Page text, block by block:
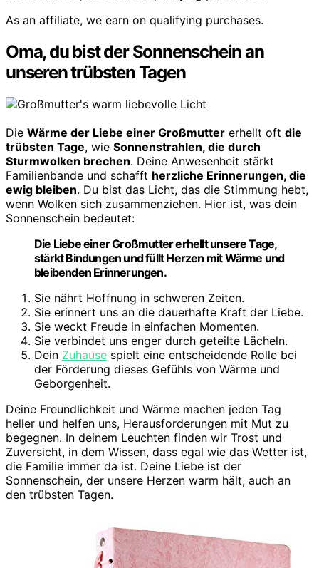
As an affiliate, we earn on qualifying purchases.
Oma, du bist der Sonnenschein an
unseren trübsten Tagen
Die Wärme der Liebe einer Großmutter erhellt oft die
trübsten Tage, wie Sonnenstrahlen, die durch
Sturmwolken brechen. Deine Anwesenheit stärkt
Familienbande und schafft herzliche Erinnerungen, die
ewig bleiben. Du bist das Licht, das die Stimmung hebt,
wenn Wolken sich zusammenziehen. Hier ist, was dein
Sonnenschein bedeutet:
Die Liebe einer Großmutter erhellt unsere Tage,
stärkt Bindungen und füllt Herzen mit Wärme und
bleibenden Erinnerungen.
Sie nährt Hoffnung in schweren Zeiten.
Sie erinnert uns an die dauerhafte Kraft der Liebe.
Sie weckt Freude in einfachen Momenten.
Sie verbindet uns enger durch geteilte Lächeln.
Dein Zuhause spielt eine entscheidende Rolle bei
der Förderung dieses Gefühls von Wärme und
Geborgenheit.
Deine Freundlichkeit und Wärme machen jeden Tag
heller und helfen uns, Herausforderungen mit Mut zu
begegnen. In deinem Leuchten finden wir Trost und
Zuversicht, in dem Wissen, dass egal wie das Wetter ist,
die Familie immer da ist. Deine Liebe ist der
Sonnenschein, der unsere Herzen warm hält, auch an
den trübsten Tagen.